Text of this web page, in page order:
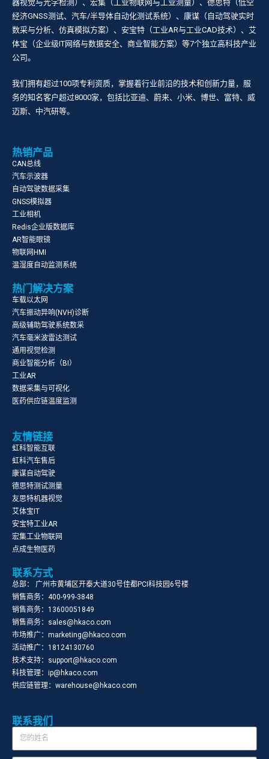
器视觉与光学检测）、宏集（工业物联网与工业测量）、德思特（低空
经济GNSS测试、汽车/半导体自动化测试系统）、康谋（自动驾驶实时
数采与分析、仿真模拟方案）、安宝特（工业AR与工业CAD技术）、艾
体宝（企业级IT网络与数据安全、商业智能方案）等7个独立高科技产业
公司。
我们拥有超过100项专利资质，掌握着行业前沿的技术和创新力量，服
务的知名客户超过8000家，包括比亚迪、蔚来、小米、博世、富特、威
迈斯、中汽研等。
热销产品
CAN总线
汽车示波器
自动驾驶数据采集
GNSS模拟器
工业相机
Redis企业版数据库
AR智能眼镜
物联网HMI
温湿度自动监测系统
热门解决方案
车载以太网
汽车振动异响(NVH)诊断
高级辅助驾驶系统数采
汽车毫米波雷达测试
通用视觉检测
商业智能分析（BI）
工业AR
数据采集与可视化
医药供应链温度监测
友情链接
虹科智能互联
虹科汽车售后
康谋自动驾驶
德思特测试测量
友思特机器视觉
艾体宝IT
安宝特工业AR
宏集工业物联网
点成生物医药
联系方式
总部： 广州市黄埔区开泰大道30号佳都PCI科技园6号楼
销售商务：400-999-3848
销售商务：13600051849
销售商务：sales@hkaco.com
市场推广：marketing@hkaco.com
活动推广：18124130760
技术支持：support@hkaco.com
科技管理：ip@hkaco.com
供应链管理：warehouse@hkaco.com
联系我们